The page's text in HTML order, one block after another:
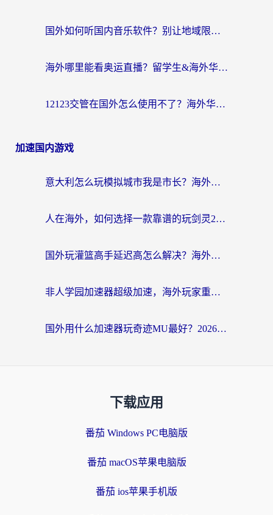
国外如何听国内音乐软件？别让地域限制，断了你的中文歌单
海外哪里能看奥运直播？留学生&海外华人必看的体育赛事观赛终极指南
12123交管在国外怎么使用不了？海外华人必看的无缝访问国内资源指南
加速国内游戏
意大利怎么玩模拟城市我是市长？海外党国服游戏加速终极攻略（附三国3量子特攻解决办法）
人在海外，如何选择一款靠谱的玩剑灵2加速器？
国外玩灌篮高手延迟高怎么解决？海外玩家国服游戏加速终极指南
非人学园加速器超级加速，海外玩家重返国服的通行证
国外用什么加速器玩奇迹MU最好？2026海外玩家国服游戏加速全攻略
下载应用
番茄 Windows PC电脑版
番茄 macOS苹果电脑版
番茄 ios苹果手机版